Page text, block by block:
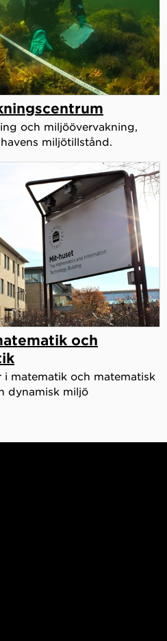
och miljöövervakning,
miljötillstånd.
och
matematik och matematisk
dynamisk miljö